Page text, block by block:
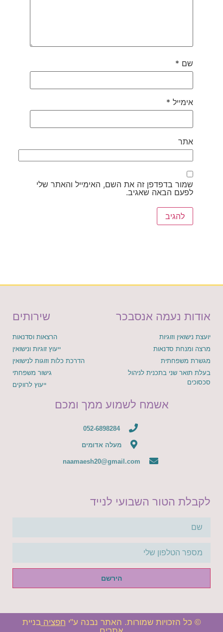
שם *
אימייל *
אתר
שמור בדפדפן זה את השם, האימייל והאתר שלי
לפעם הבאה שאגיב.
אודות נעמה אנסבכר
יועצת נישואין וזוגיות
מרצה ומנחת סדנאות
מגשרת משפחתית
בעלת תואר שני בתכנית לניהול
סכסוכים
שירותים
הרצאות וסדנאות
ייעוץ זוגיות ונישואין
הדרכת כלות וזוגות לנישואין
גישור משפחתי
ייעוץ לרווקים
אשמח לשמוע ממך ומכם
052-6898284
מעלה אדומים
naamaesh20@gmail.com
לקבלת הטור השבועי לנייד
הירשם
© כל הזכויות שמורות. האתר נבנה ע"י חפציהבניית